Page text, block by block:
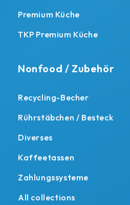
Premium Küche
TKP Premium Küche
Nonfood / Zubehör
Recycling-Becher
Rührstäbchen / Besteck
Diverses
Kaffeetassen
Zahlungssysteme
All collections